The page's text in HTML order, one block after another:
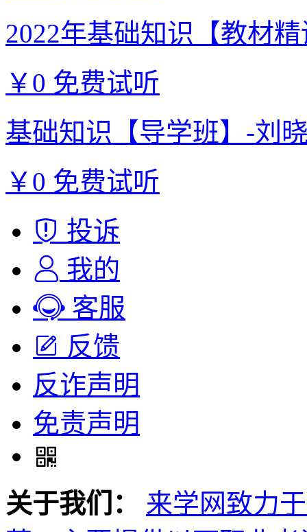
2022年基础知识【教材
￥0 免费试听
基础知识【导学班】-刘
￥0 免费试听
投诉
我的
客服
反馈
反诈声明
免责声明
关于我们：
来学网致力